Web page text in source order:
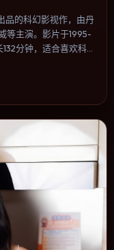
品的科幻影视作，由丹
等主演。影片于1995-
分钟，适合喜欢科幻
休闲观影或类型片补